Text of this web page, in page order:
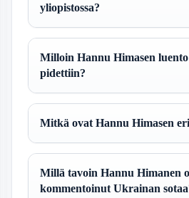
yliopistossa?
Milloin Hannu Himasen luento
pidettiin?
Mitkä ovat Hannu Himasen
Millä tavoin Hannu Himanen
kommentoinut Ukrainan